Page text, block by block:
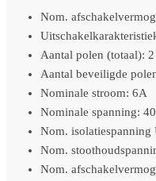
Nom.
Aantal polen (totaal): 2
Aantal beveiligde
Nominale stroom: 6A
Nominale spanning:
Nom.
Nom.
Nom.